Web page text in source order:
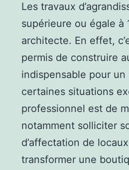
Les travaux
supérieure ou égale à
architecte. En effet,
permis de construire
indispensable pour un
certaines situations
professionnel est de
notamment solliciter
d’affectation de
transformer une